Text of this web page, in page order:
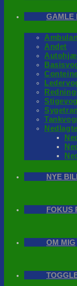
GAMLE
Andet
NYE
FOKUS
OM MIG